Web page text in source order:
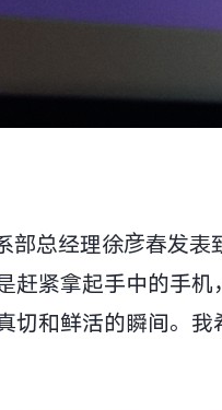
部总经理徐彦春发表
赶紧拿起手中的手
切和鲜活的瞬间。